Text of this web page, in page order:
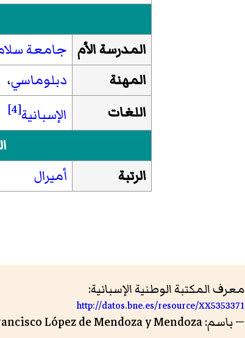
المدرسة الأم جامعة
المهنة
دبلوماسي،
اللغات
الإسبانية[4]
الرتبة
أميرال
معرف المكتبة الوطنية الإسبانية:
http://datos.bne.es/resource/XX5353371
— باسم: Francisco López de Mendoza y Mendoza — تاريخ الاطلاع: 9 أكتوبر 2017